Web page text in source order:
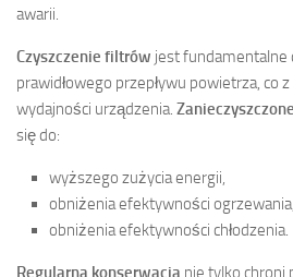
awarii.
Czyszczenie filtrów jest fundamentalne
prawidłowego przepływu powietrza, co
wydajności urządzenia.
się do:
wyższego zużycia energii,
obniżenia efektywności ogrzewania,
obniżenia efektywności chłodzenia.
Regularna konserwacja nie tylko chroni